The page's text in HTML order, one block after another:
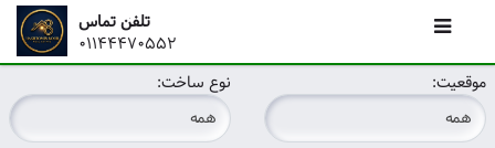
تلفن تماس
01144470552
نوع ساخت:
موقعیت: